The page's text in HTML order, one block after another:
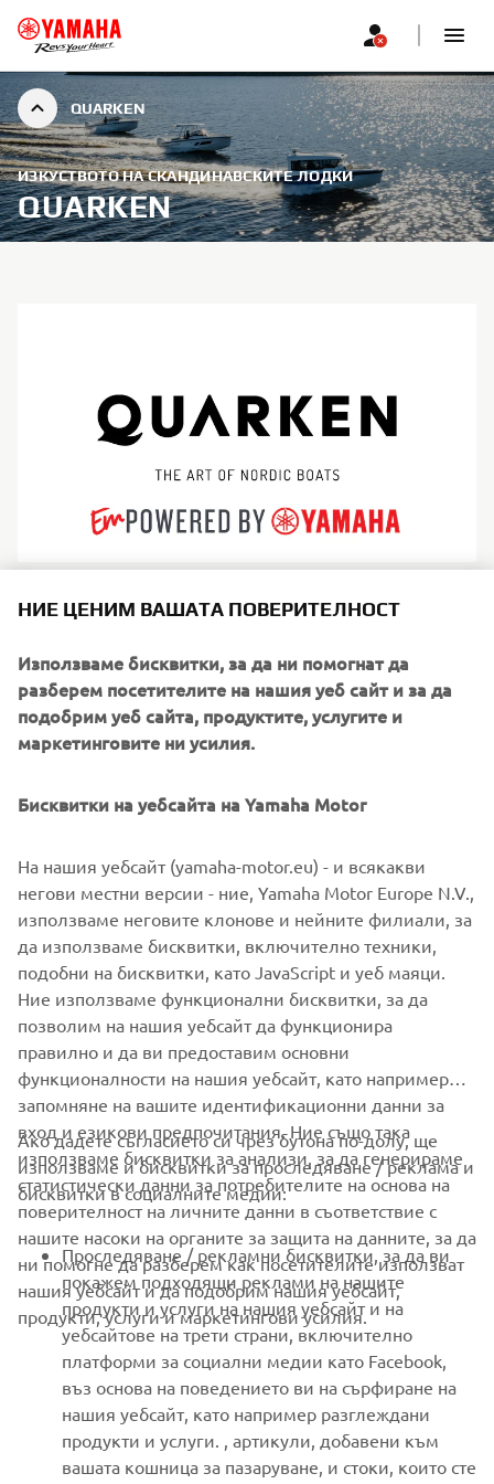
QUARKEN
ИЗКУСТВОТО НА СКАНДИНАВСКИТЕ ЛОДКИ
QUARKEN
Quarken създават иновативни, модулни лодки с ясно
във водата. Родени по финландското крайбрежие, те
съчетават пъргавина с гъвкави вътрешни
разпределения. Идеални за активни семейства и
ценители на дизайна, моделите на Quarken се
спортове, предлагайки безпроблемна универсалност.
1/7
ОФИЦИАЛЕН УЕБСАЙТ НА QUARKEN
CORPORATE
FOR BUSINESS
MORE YAMAHA
SUPPORT
НОВИНАРСКИ БЮЛЕТИН
Бъдете първите, които ще научат за най-новите оферти,
НИЕ ЦЕНИМ ВАШАТА ПОВЕРИТЕЛНОСТ
Използваме бисквитки, за да ни помогнат да
разберем посетителите на нашия уеб сайт и за да
подобрим уеб сайта, продуктите, услугите и
маркетинговите ни усилия.
Бисквитки на уебсайта на Yamaha Motor
На нашия уебсайт (yamaha-motor.eu) - и всякакви
негови местни версии - ние, Yamaha Motor Europe N.V.,
използваме неговите клонове и нейните филиали, за
да използваме бисквитки, включително техники,
подобни на бисквитки, като JavaScript и уеб маяци.
Ние използваме функционални бисквитки, за да
позволим на нашия уебсайт да функционира
правилно и да ви предоставим основни
функционалности на нашия уебсайт, като например
запомняне на вашите идентификационни данни за
вход и езикови предпочитания. Ние също така
използваме бисквитки за анализи, за да генерираме
статистически данни за потребителите на основа на
поверителност на личните данни в съответствие с
нашите насоки на органите за защита на данните, за да
ни помогне да разберем как посетителите използват
нашия уебсайт и да подобрим нашия уебсайт,
продукти, услуги и маркетингови усилия.
Ако дадете съгласието си чрез бутона по-долу, ще
използваме и бисквитки за проследяване / реклама и
бисквитки в социалните медии:
Проследяване / рекламни бисквитки, за да ви
покажем подходящи реклами на нашите
продукти и услуги на нашия уебсайт и на
уебсайтове на трети страни, включително
платформи за социални медии като Facebook,
въз основа на поведението ви на сърфиране на
нашия уебсайт, като например разглеждани
продукти и услуги. , артикули, добавени към
вашата кошница за пазаруване, и стоки, които сте